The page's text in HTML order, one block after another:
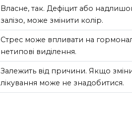
Власне, так. Дефіцит або надлишок
залізо, може змінити колір.
Стрес може впливати на
нетипові виділення.
Залежить від причини. Якщо
лікування може не знадобитися.